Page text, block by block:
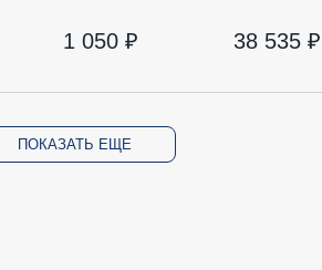
1 050 ₽ 38 535 ₽
ПОКАЗАТЬ ЕЩЕ